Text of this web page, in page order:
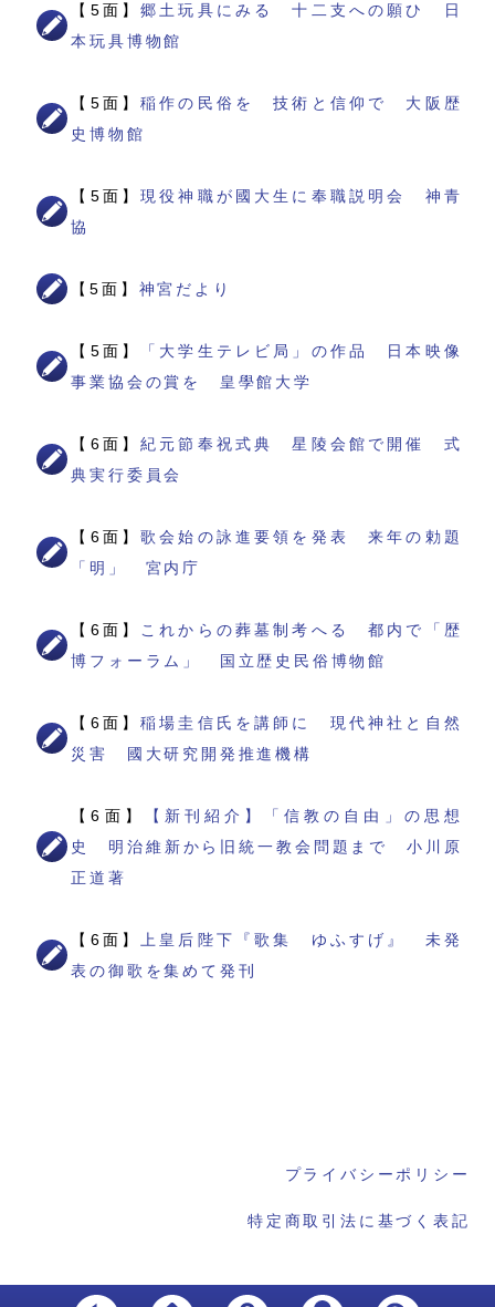
【5面】郷土玩具にみる 十二支への願ひ 日
本玩具博物館
【5面】稲作の民俗を 技術と信仰で 大阪歴
史博物館
【5面】現役神職が國大生に奉職説明会 神青
協
【5面】 神宮だより
【5面】
「大学生テレビ局」の作品 日本映像
事業協会の賞を 皇學館大学
【6面】紀元節奉祝式典 星陵会館で開催 式
典実行委員会
【6面】歌会始の詠進要領を発表 来年の勅題
「明」 宮内庁
【6面】
これからの葬墓制考へる 都内で「歴
博フォーラム」 国立歴史民俗博物館
【6面】稲場圭信氏を講師に 現代神社と自然
災害 國大研究開発推進機構
【6面】
【新刊紹介】「信教の自由」の思想
史 明治維新から旧統一教会問題まで 小川原
正道著
【6面】
上皇后陛下『歌集 ゆふすげ』 未発
表の御歌を集めて発刊
プライバシーポリシー
特定商取引法に基づく表記